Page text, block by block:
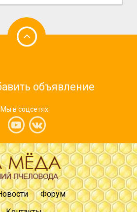
объявление
Мы в соцсетях:
Форум